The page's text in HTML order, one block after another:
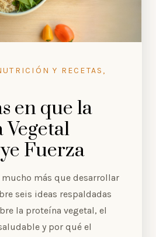
Y RECETAS,
en que la
Vegetal
Fuerza
mucho más que desarrollar
seis ideas respaldadas
la proteína vegetal, el
y por qué el